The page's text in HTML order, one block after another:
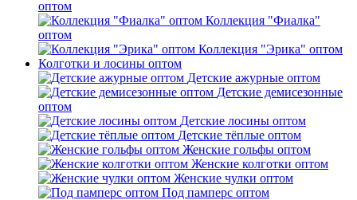
оптом
Коллекция "Фиалка"
оптом
Коллекция "Эрика" оптом
Колготки и лосины оптом
Детские ажурные оптом
Детские демисезонные
оптом
Детские лосины оптом
Детские тёплые оптом
Женские гольфы оптом
Женские колготки оптом
Женские чулки оптом
Под памперс оптом